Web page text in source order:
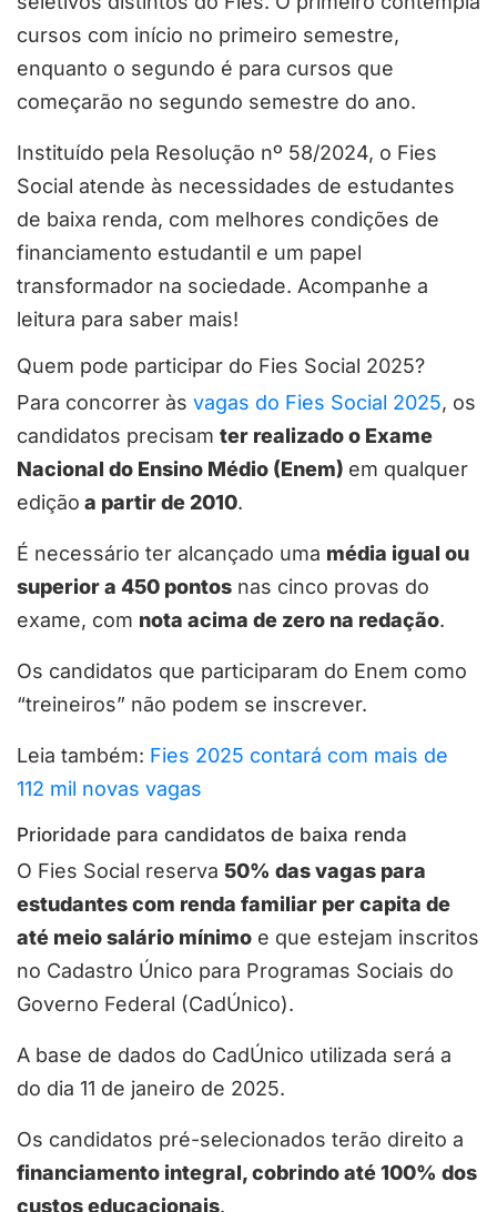
cursos com início no primeiro semestre,
enquanto o segundo é para cursos que
começarão no segundo semestre do ano.
Instituído pela Resolução nº 58/2024, o Fies
Social atende às necessidades de estudantes
de baixa renda, com melhores condições de
financiamento estudantil e um papel
transformador na sociedade. Acompanhe a
leitura para saber mais!
Quem pode participar do Fies Social 2025?
Para concorrer às vagas do Fies Social 2025, os
candidatos precisam ter realizado o Exame
Nacional do Ensino Médio (Enem) em qualquer
edição a partir de 2010.
É necessário ter alcançado uma média igual ou
superior a 450 pontos nas cinco provas do
exame, com nota acima de zero na redação.
Os candidatos que participaram do Enem como
“treineiros” não podem se inscrever.
Leia também: Fies 2025 contará com mais de
112 mil novas vagas
Prioridade para candidatos de baixa renda
O Fies Social reserva 50% das vagas para
estudantes com renda familiar per capita de
até meio salário mínimo e que estejam inscritos
no Cadastro Único para Programas Sociais do
Governo Federal (CadÚnico).
A base de dados do CadÚnico utilizada será a
do dia 11 de janeiro de 2025.
Os candidatos pré-selecionados terão direito a
financiamento integral, cobrindo até 100% dos
custos educacionais.